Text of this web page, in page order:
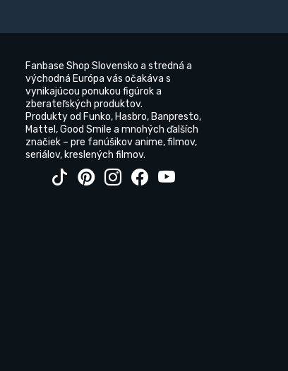
Fanbase Shop Slovensko a stredná a
východná Európa vás očakáva s
vynikajúcou ponukou figúrok a
zberateľských produktov.
Produkty od Funko, Hasbro, Banpresto,
Mattel, Good Smile a mnohých ďalších
značiek – pre fanúšikov anime, filmov,
seriálov, kreslených filmov.